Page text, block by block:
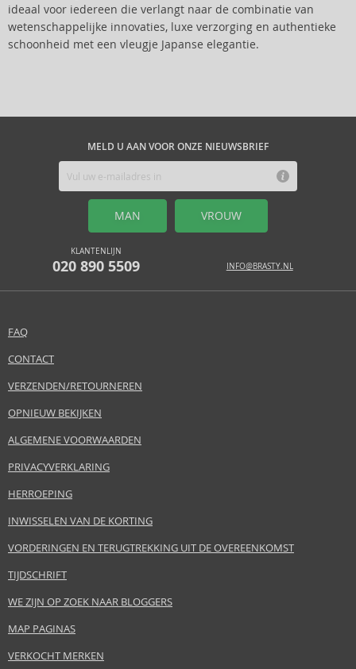
ideaal voor iedereen die verlangt naar de combinatie van
wetenschappelijke innovaties, luxe verzorging en authentieke
schoonheid met een vleugje Japanse elegantie.
MELD U AAN VOOR ONZE NIEUWSBRIEF
MAN VROUW
KLANTENLIJN
020 890 5509 INFO@BRASTY.NL
FAQ
CONTACT
VERZENDEN/RETOURNEREN
OPNIEUW BEKIJKEN
ALGEMENE VOORWAARDEN
PRIVACYVERKLARING
HERROEPING
INWISSELEN VAN DE KORTING
VORDERINGEN EN TERUGTREKKING UIT DE OVEREENKOMST
TIJDSCHRIFT
WE ZIJN OP ZOEK NAAR BLOGGERS
MAP PAGINAS
VERKOCHT MERKEN